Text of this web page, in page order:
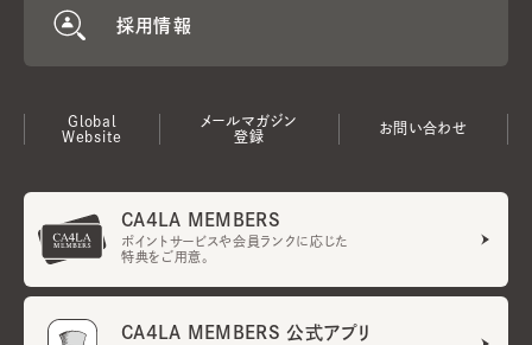
採用情報
Global
Website
メールマガジン
登録
お問い合わせ
CA4LA MEMBERS
ポイントサービスや会員ランクに応じた
特典をご用意。
CA4LA MEMBERS 公式アプリ